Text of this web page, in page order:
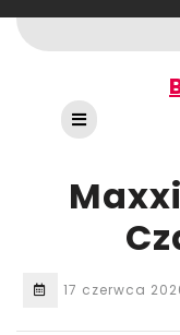
to
content
Open
Button
17 czerwca